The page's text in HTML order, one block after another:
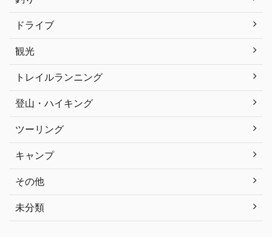
ドライブ
観光
トレイルランニング
登山・ハイキング
ツーリング
キャンプ
その他
未分類